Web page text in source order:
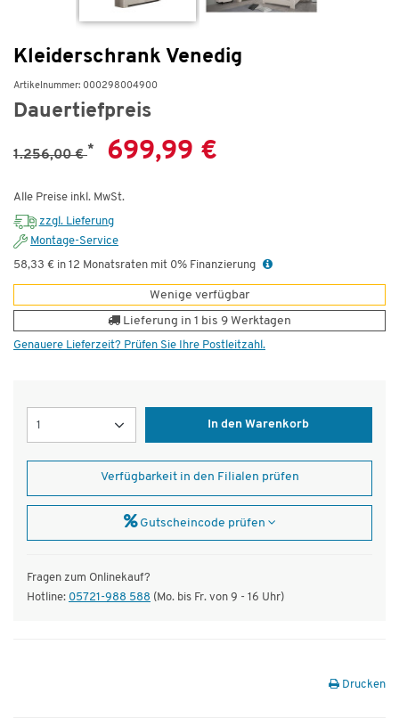
Kleiderschrank Venedig
Artikelnummer: 000298004900
Dauertiefpreis
1.256,00 €* 699,99 €
Alle Preise inkl. MwSt.
zzgl. Lieferung
Montage-Service
58,33 € in 12 Monatsraten mit 0% Finanzierung
Wenige verfügbar
Lieferung in 1 bis 9 Werktagen
Genauere Lieferzeit? Prüfen Sie Ihre Postleitzahl.
In den Warenkorb
Verfügbarkeit in den Filialen prüfen
Gutscheincode prüfen
Fragen zum Onlinekauf?
Hotline: 05721-988 588 (Mo. bis Fr. von 9 - 16 Uhr)
Drucken